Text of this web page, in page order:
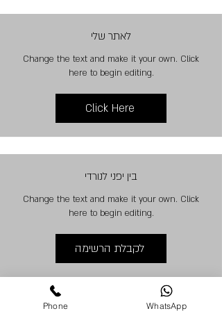
לאתר שלי
Change the text and make it your own. Click
here to begin editing.
Click Here
בין יפני לנורדי
Change the text and make it your own. Click
here to begin editing.
לקבלת הרשימה
Phone WhatsApp